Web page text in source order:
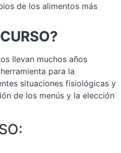
de los alimentos más
llevan muchos años
para la
situaciones fisiológicas y
de los menús y la elección